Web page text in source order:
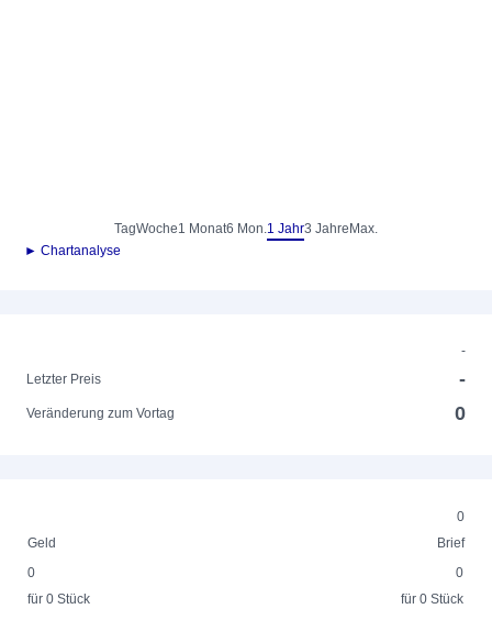
TagWoche1 Monat6 Mon.1 Jahr3 Jahre Max.
► Chartanalyse
-
Letzter Preis
-
Veränderung zum Vortag 0
0
Geld
Brief
0
für 0 Stück
0
für 0 Stück